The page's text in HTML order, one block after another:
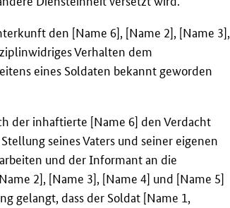
den [Name 6], [Name 2], [Name 3],
Verhalten dem
eines Soldaten bekannt geworden
der inhaftierte [Name 6] den Verdacht
seines Vaters und seiner eigenen
und der Informant an die
2], [Name 3], [Name 4] und [Name 5]
gelangt, dass der Soldat [Name 1,